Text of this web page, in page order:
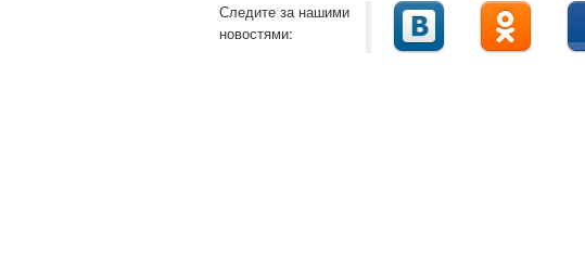
Следите за нашими
новостями: